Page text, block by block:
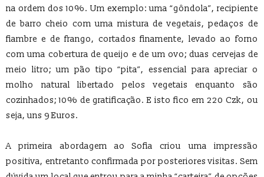
na ordem dos 10%. Um exemplo: uma “gôndola”, recipiente
de barro cheio com uma mistura de vegetais, pedaços de
fiambre e de frango, cortados finamente, levado ao forno
com uma cobertura de queijo e de um ovo; duas cervejas de
meio litro; um pão tipo “pita”, essencial para apreciar o
molho natural libertado pelos vegetais enquanto são
cozinhados; 10% de gratificação. E isto fico em 220 Czk, ou
seja, uns 9 Euros.
A primeira abordagem ao Sofia criou uma impressão
positiva, entretanto confirmada por posteriores visitas. Sem